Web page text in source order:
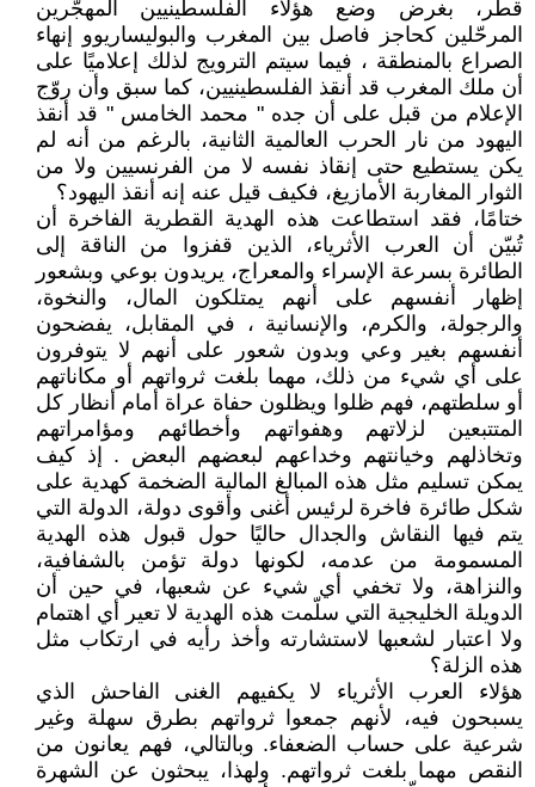
قطر، بغرض وضع هؤلاء الفلسطينيين المهجّرين
المرحّلين كحاجز فاصل بين المغرب والبوليساريوو إنهاء
الصراع بالمنطقة ، فيما سيتم الترويج لذلك إعلاميًا على
أن ملك المغرب قد أنقذ الفلسطينيين، كما سبق وأن روّج
الإعلام من قبل على أن جده " محمد الخامس " قد أنقذ
اليهود من نار الحرب العالمية الثانية، بالرغم من أنه لم
يكن يستطيع حتى إنقاذ نفسه لا من الفرنسيين ولا من
الثوار المغاربة الأمازيغ، فكيف قيل عنه إنه أنقذ اليهود؟
ختامًا، فقد استطاعت هذه الهدية القطرية الفاخرة أن
تُبيّن أن العرب الأثرياء، الذين قفزوا من الناقة إلى
الطائرة بسرعة الإسراء والمعراج، يريدون بوعي وبشعور
إظهار أنفسهم على أنهم يمتلكون المال، والنخوة،
والرجولة، والكرم، والإنسانية ، في المقابل، يفضحون
أنفسهم بغير وعي وبدون شعور على أنهم لا يتوفرون
على أي شيء من ذلك، مهما بلغت ثرواتهم أو مكاناتهم
أو سلطتهم، فهم ظلوا ويظلون حفاة عراة أمام أنظار كل
المتتبعين لزلاتهم وهفواتهم وأخطائهم ومؤامراتهم
وتخاذلهم وخيانتهم وخداعهم لبعضهم البعض . إذ كيف
يمكن تسليم مثل هذه المبالغ المالية الضخمة كهدية على
شكل طائرة فاخرة لرئيس أغنى وأقوى دولة، الدولة التي
يتم فيها النقاش والجدال حاليًا حول قبول هذه الهدية
المسمومة من عدمه، لكونها دولة تؤمن بالشفافية،
والنزاهة، ولا تخفي أي شيء عن شعبها، في حين أن
الدويلة الخليجية التي سلّمت هذه الهدية لا تعير أي اهتمام
ولا اعتبار لشعبها لاستشارته وأخذ رأيه في ارتكاب مثل
هذه الزلة؟
هؤلاء العرب الأثرياء لا يكفيهم الغنى الفاحش الذي
يسبحون فيه، لأنهم جمعوا ثرواتهم بطرق سهلة وغير
شرعية على حساب الضعفاء. وبالتالي، فهم يعانون من
النقص مهما بلغت ثرواتهم. ولهذا، يبحثون عن الشهرة